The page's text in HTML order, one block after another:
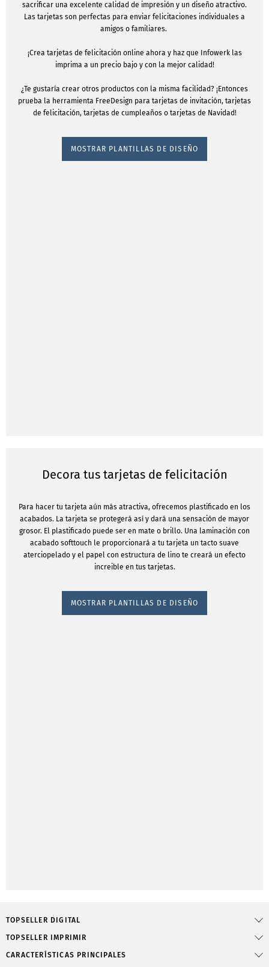
sacrificar una excelente calidad de impresión y un diseño atractivo.
Las tarjetas son perfectas para enviar felicitaciones individuales a
amigos o familiares.
¡Crea tarjetas de felicitación online ahora y haz que Infowerk las
imprima a un precio bajo y con la mejor calidad!
¿Te gustaría crear otros productos con la misma facilidad? ¡Entonces
prueba la herramienta FreeDesign para tarjetas de invitación, tarjetas
de felicitación, tarjetas de cumpleaños o tarjetas de Navidad!
MOSTRAR PLANTILLAS DE DISEÑO
Decora tus tarjetas de felicitación
Para hacer tu tarjeta aún más atractiva, ofrecemos plastificado en los
acabados. La tarjeta se protegerá así y dará una sensación de mayor
grosor. El plastificado puede ser en mate o brillo. Una laminación con
acabado softtouch le proporcionará a tu tarjeta un tacto suave
aterciopelado y el papel con estructura de lino te creará un efecto
increible en tus tarjetas.
MOSTRAR PLANTILLAS DE DISEÑO
TOPSELLER DIGITAL
TOPSELLER IMPRIMIR
CARACTERÍSTICAS PRINCIPALES